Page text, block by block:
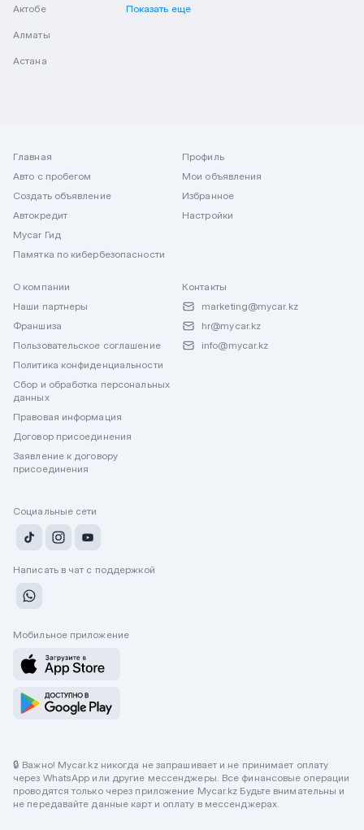
Актобе
Алматы
Астана
Показать еще
Главная
Авто с пробегом
Создать объявление
Автокредит
Mycar Гид
Памятка по кибербезопасности
Профиль
Мои объявления
Избранное
Настройки
О компании
Наши партнеры
Франшиза
Пользовательское соглашение
Политика конфиденциальности
Сбор и обработка персональных
данных
Правовая информация
Договор присоединения
Заявление к договору
присоединения
Контакты
marketing@mycar.kz
hr@mycar.kz
info@mycar.kz
Социальные сети
Написать в чат с поддержкой
Мобильное приложение
🔒 Важно! Mycar.kz никогда не запрашивает и не принимает оплату
через WhatsApp или другие мессенджеры. Все финансовые операции
проводятся только через приложение Mycar.kz Будьте внимательны и
не передавайте данные карт и оплату в мессенджерах.